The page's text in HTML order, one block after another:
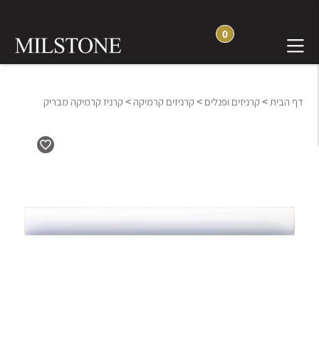
0
דף הבית>קרניזים ופנלים >קרניזים קרמיקה >קרניז קרמיקה מבריק